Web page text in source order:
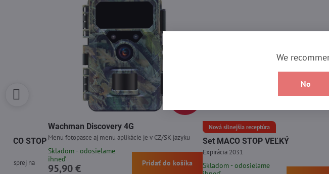
STOP
sprej na
Wachman Discovery 4G
Menu fotopasce aj menu aplikácie je v CZ/SK jazyku
Skladom - odosielame
ihneď
95,90 € Pridať do košíka
Nová silnejšia receptúra
Set MACO STOP VEĽKÝ
Expirácia 2031
Skladom - odosielame
We
No